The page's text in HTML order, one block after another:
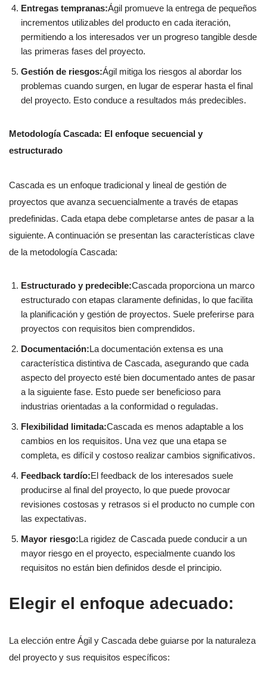
Entregas tempranas:Ágil promueve la entrega de pequeños
incrementos utilizables del producto en cada iteración,
permitiendo a los interesados ver un progreso tangible desde
las primeras fases del proyecto.
Gestión de riesgos:Ágil mitiga los riesgos al abordar los
problemas cuando surgen, en lugar de esperar hasta el final
del proyecto. Esto conduce a resultados más predecibles.
Metodología Cascada: El enfoque secuencial y
estructurado
Cascada es un enfoque tradicional y lineal de gestión de
proyectos que avanza secuencialmente a través de etapas
predefinidas. Cada etapa debe completarse antes de pasar a la
siguiente. A continuación se presentan las características clave
de la metodología Cascada:
Estructurado y predecible:Cascada proporciona un marco
estructurado con etapas claramente definidas, lo que facilita
la planificación y gestión de proyectos. Suele preferirse para
proyectos con requisitos bien comprendidos.
Documentación:La documentación extensa es una
característica distintiva de Cascada, asegurando que cada
aspecto del proyecto esté bien documentado antes de pasar
a la siguiente fase. Esto puede ser beneficioso para
industrias orientadas a la conformidad o reguladas.
Flexibilidad limitada:Cascada es menos adaptable a los
cambios en los requisitos. Una vez que una etapa se
completa, es difícil y costoso realizar cambios significativos.
Feedback tardío:El feedback de los interesados suele
producirse al final del proyecto, lo que puede provocar
revisiones costosas y retrasos si el producto no cumple con
las expectativas.
Mayor riesgo:La rigidez de Cascada puede conducir a un
mayor riesgo en el proyecto, especialmente cuando los
requisitos no están bien definidos desde el principio.
Elegir el enfoque adecuado:
La elección entre Ágil y Cascada debe guiarse por la naturaleza
del proyecto y sus requisitos específicos: